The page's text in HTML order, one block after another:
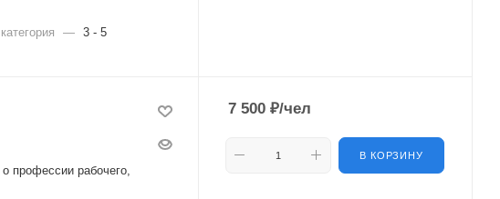
— 3 - 5
профессии рабочего,
7 500 ₽/чел
В КОРЗИНУ